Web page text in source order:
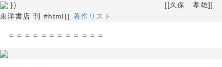
}} [[久保 孝雄]]
東洋書店 刊 #html{{ 著作リスト
＝＝＝＝＝＝＝＝＝＝＝＝